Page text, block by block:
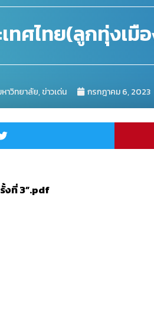
ทศไทย(ลูกทุ่งเมื
หาวิทยาลัย,ข่าวเด่น กรกฎาคม 6, 2023
งที่ 3”.pdf